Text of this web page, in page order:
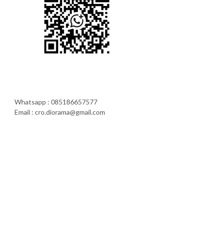
Whatsapp : 085186657577
Email : cro.diorama@gmail.com